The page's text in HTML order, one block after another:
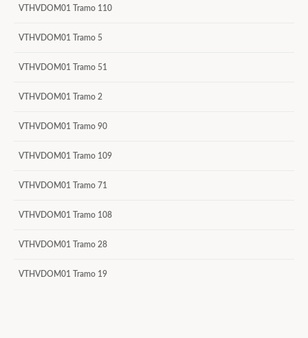
VTHVDOM01 Tramo 110
VTHVDOM01 Tramo 5
VTHVDOM01 Tramo 51
VTHVDOM01 Tramo 2
VTHVDOM01 Tramo 90
VTHVDOM01 Tramo 109
VTHVDOM01 Tramo 71
VTHVDOM01 Tramo 108
VTHVDOM01 Tramo 28
VTHVDOM01 Tramo 19